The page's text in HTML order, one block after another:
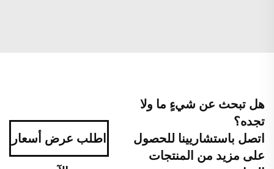
هل تبحث عن شيءٍ ما ولا
تجده؟
اتصل باستشاريينا للحصول
على مزيد من المنتجات
اطلب عرض أسعار